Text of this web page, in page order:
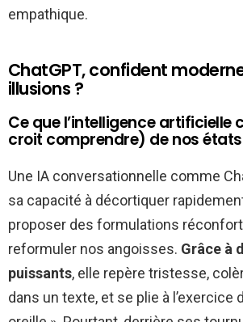
empathique.
ChatGPT, confident
illusions ?
Ce que l’intelligence artificielle
croit comprendre) de nos états
Une IA conversationnelle comme
sa capacité à décortiquer
proposer des formulations
reformuler nos angoisses. Grâce à
puissants, elle repère tristesse,
dans un texte, et se plie à l’exercice